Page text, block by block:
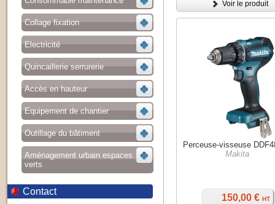
Collage fixation
Electricité
Quincaillerie serrurerie
Accès en hauteur
Equipement de chantier
Outillage du bâtiment
Aménagement urbain espaces
verts
Contact
Voir le produit
Perceuse-visseuse
Makita
150,00 € HT